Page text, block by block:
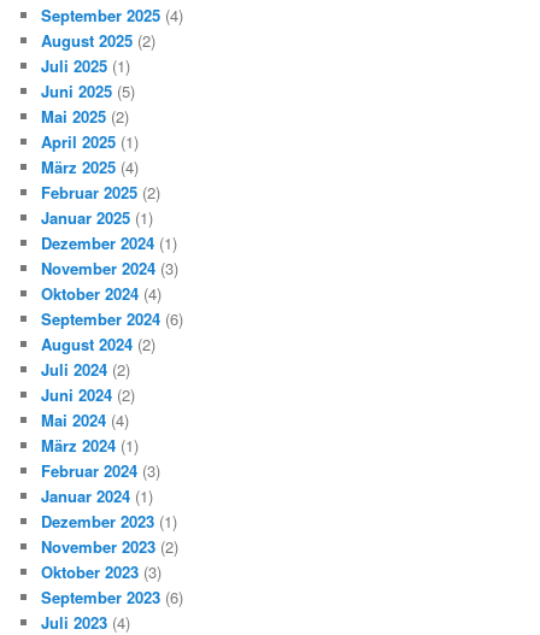
September 2025 (4)
August 2025 (2)
Juli 2025 (1)
Juni 2025 (5)
Mai 2025 (2)
April 2025 (1)
März 2025 (4)
Februar 2025 (2)
Januar 2025 (1)
Dezember 2024 (1)
November 2024 (3)
Oktober 2024 (4)
September 2024 (6)
August 2024 (2)
Juli 2024 (2)
Juni 2024 (2)
Mai 2024 (4)
März 2024 (1)
Februar 2024 (3)
Januar 2024 (1)
Dezember 2023 (1)
November 2023 (2)
Oktober 2023 (3)
September 2023 (6)
Juli 2023 (4)